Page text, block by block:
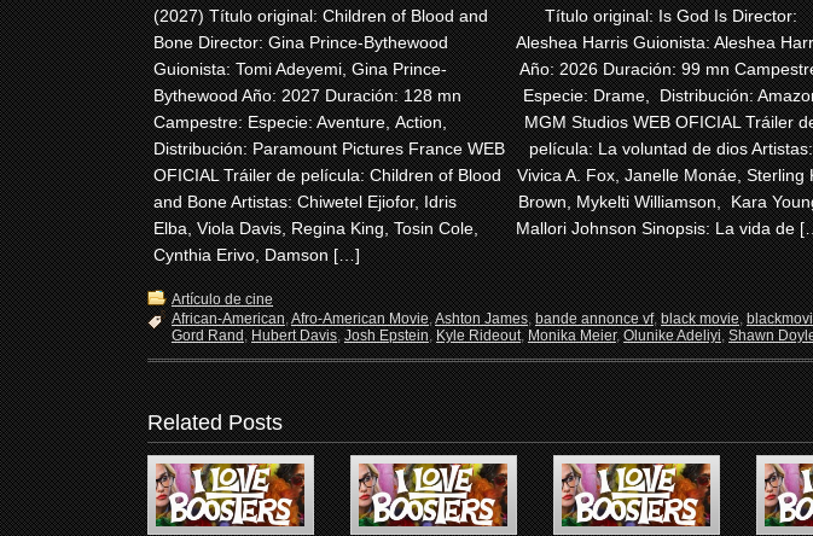
(2027) Título original: Children of Blood and
Bone Director: Gina Prince-Bythewood
Guionista: Tomi Adeyemi, Gina Prince-
Bythewood Año: 2027 Duración: 128 mn
Campestre: Especie: Aventure, Action,
Distribución: Paramount Pictures France WEB
OFICIAL Tráiler de película: Children of Blood
and Bone Artistas: Chiwetel Ejiofor, Idris
Elba, Viola Davis, Regina King, Tosin Cole,
Cynthia Erivo, Damson […]
Título original: Is God Is Director:
Aleshea Harris Guionista: Aleshea
Año: 2026 Duración: 99 mn
Especie: Drame, Distribución:
MGM Studios WEB OFICIAL Tráiler
película: La voluntad de dios Artistas:
Vivica A. Fox, Janelle Monáe, Sterling
Brown, Mykelti Williamson, Kara
Mallori Johnson Sinopsis: La vida de
Artículo de cine
African-American,Afro-American Movie,Ashton James,bande annonce vf,black movie,
Gord Rand,Hubert Davis,Josh Epstein,Kyle Rideout,Monika Meier,Olunike Adeliyi,Shawn
Related Posts